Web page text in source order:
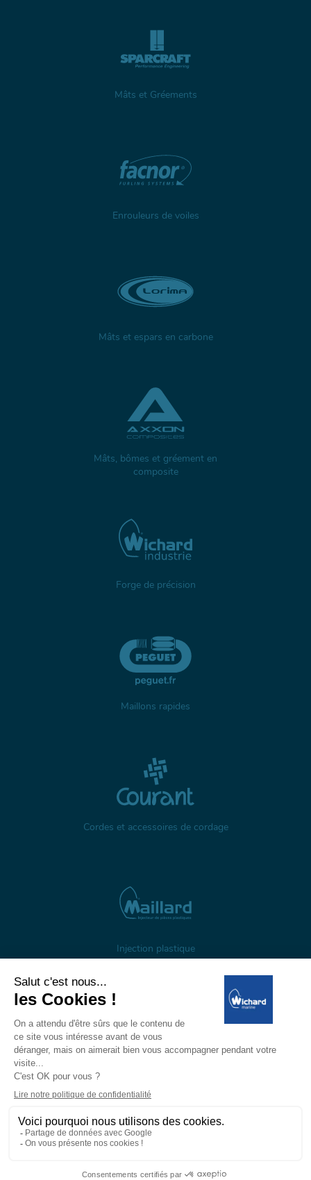
Mâts et Gréements
Enrouleurs de voiles
Mâts et espars en carbone
Mâts, bômes et gréement en
composite
Forge de précision
Maillons rapides
Cordes et accessoires de cordage
Injection plastique
À propos Gestion des cookies
Mentions légales
Données personnelles
Wichard, 1 ZI de Felet, CS 50085, 63307 Thiers, France
Tél: +33 (0)4 73 51 65 00 — E-mail:
© Wichard 2026—